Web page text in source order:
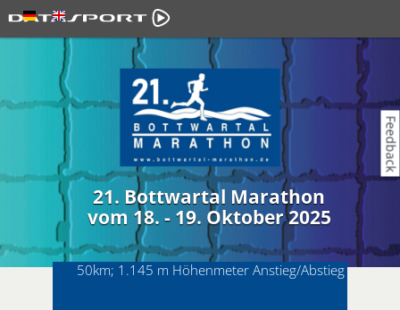
21. Bottwartal Marathon
vom 18. - 19. Oktober 2025
50km; 1.145 m Höhenmeter Anstieg/Abstieg
Feedback